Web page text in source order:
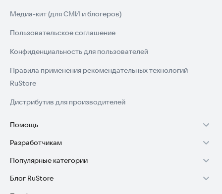
Медиа-кит (для СМИ и блогеров)
Пользовательское соглашение
Конфиденциальность для пользователей
Правила применения рекомендательных технологий
RuStore
Дистрибутив для производителей
Помощь
Установка RuStore на TV
Установка RuStore на телефон
Установка RuStore в машину
Разработчикам
Зарабатывать с RuStore
Стать разработчиком
Популярные категории
Игры для Android
Блог RuStore